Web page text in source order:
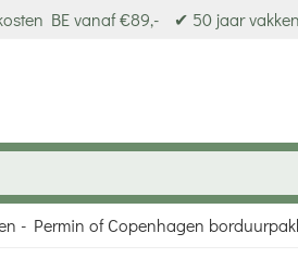
BE vanaf €89,- ✔ 50 jaar
- Permin of Copenhagen